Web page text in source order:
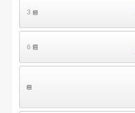
3
6